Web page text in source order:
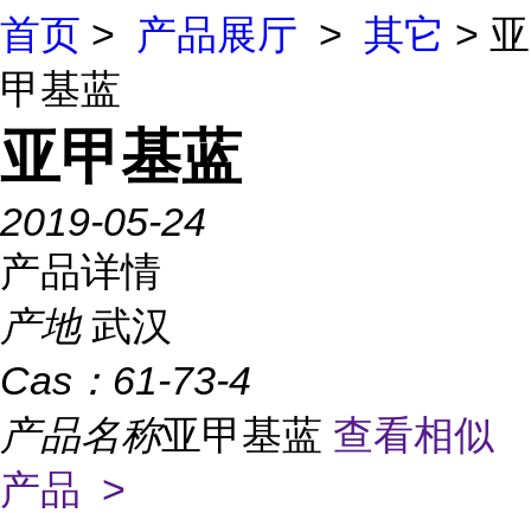
首页 > 产品展厅 > 其它 > 亚
甲基蓝
亚甲基蓝
2019-05-24
产品详情
产地 武汉
Cas： 61-73-4
产品名称亚甲基蓝 查看相似
产品 >